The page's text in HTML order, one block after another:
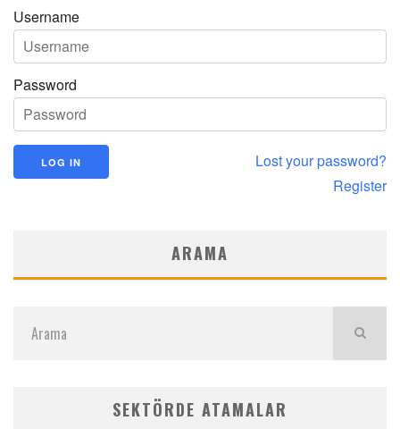
Username
Password
Lost your password?
Register
ARAMA
SEKTÖRDE ATAMALAR